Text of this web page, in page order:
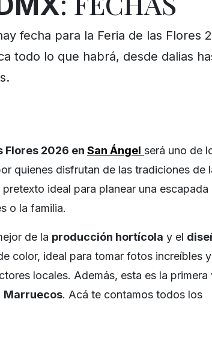
fecha para la Feria de las Flores
todo lo que habrá, desde dalias
Flores 2026 en San Ángel será uno de
quienes disfrutan de las tradiciones de
ideal para planear una escapada
o la familia.
de la producción hortícola y el
color, ideal para tomar fotos increíbles y
locales. Además, esta es la primera
Marruecos. Acá te contamos todos los